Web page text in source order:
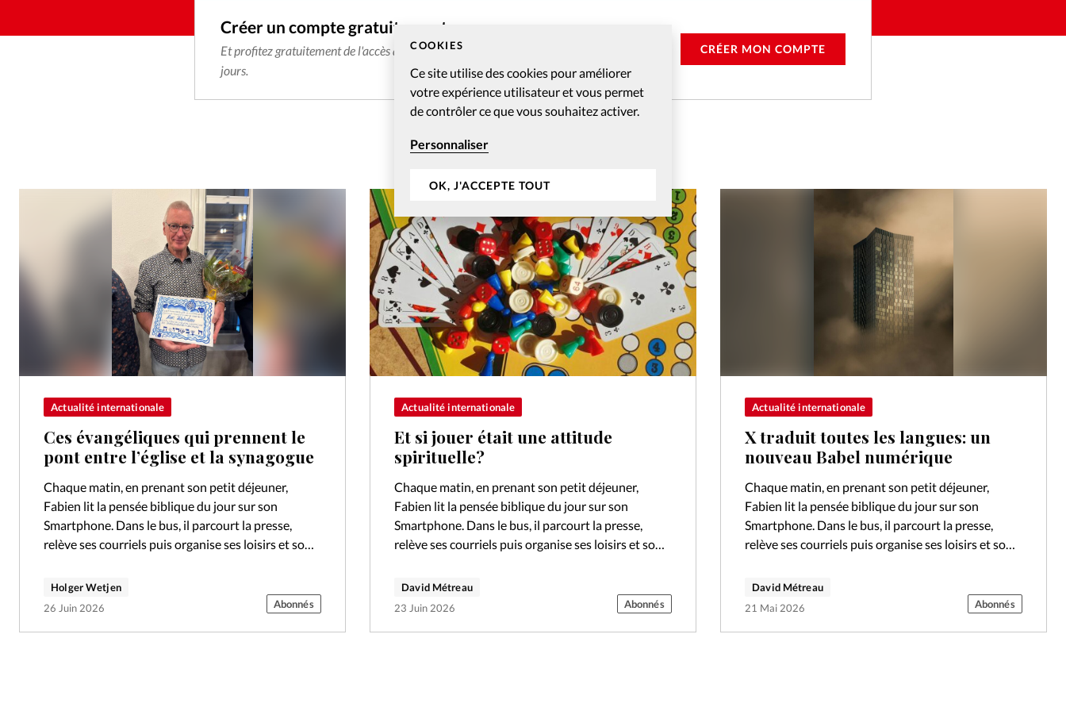
COOKIES
Ce site utilise des cookies pour améliorer
votre expérience utilisateur et vous permet
de contrôler ce que vous souhaitez activer.
Personnaliser
OK, J'ACCEPTE TOUT
Créer un compte gratuitement
Et profitez gratuitement de l'accès aux articles web réservés aux abonnés pendant 14
jours.
CRÉER MON COMPTE
Actualité internationale
Ces évangéliques qui prennent le
pont entre l’église et la synagogue
Chaque matin, en prenant son petit déjeuner,
Fabien lit la pensée biblique du jour sur son
Smartphone. Dans le bus, il parcourt la presse,
relève ses courriels puis organise ses loisirs et son
Holger Wetjen
26 Juin 2026
Abonnés
Actualité internationale
Et si jouer était une attitude
spirituelle?
Chaque matin, en prenant son petit déjeuner,
Fabien lit la pensée biblique du jour sur son
Smartphone. Dans le bus, il parcourt la presse,
relève ses courriels puis organise ses loisirs et son
David Métreau
23 Juin 2026
Abonnés
Actualité internationale
X traduit toutes les langues: un
nouveau Babel numérique
Chaque matin, en prenant son petit déjeuner,
Fabien lit la pensée biblique du jour sur son
Smartphone. Dans le bus, il parcourt la presse,
relève ses courriels puis organise ses loisirs et son
David Métreau
21 Mai 2026
Abonnés